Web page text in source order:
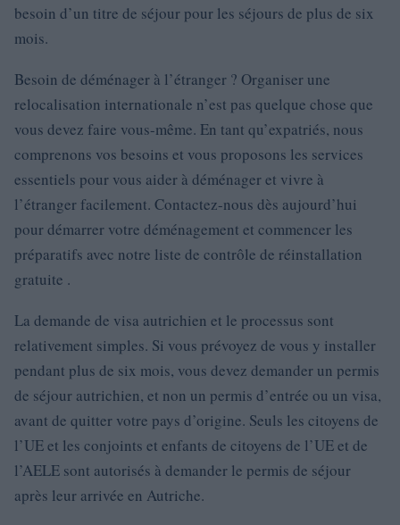
besoin d’un titre de séjour pour les séjours de plus de six
mois.
Besoin de déménager à l’étranger ? Organiser une
relocalisation internationale n’est pas quelque chose que
vous devez faire vous-même. En tant qu’expatriés, nous
comprenons vos besoins et vous proposons les services
essentiels pour vous aider à déménager et vivre à
l’étranger facilement. Contactez-nous dès aujourd’hui
pour démarrer votre déménagement et commencer les
préparatifs avec notre liste de contrôle de réinstallation
gratuite .
La demande de visa autrichien et le processus sont
relativement simples. Si vous prévoyez de vous y installer
pendant plus de six mois, vous devez demander un permis
de séjour autrichien, et non un permis d’entrée ou un visa,
avant de quitter votre pays d’origine. Seuls les citoyens de
l’UE et les conjoints et enfants de citoyens de l’UE et de
l’AELE sont autorisés à demander le permis de séjour
après leur arrivée en Autriche.